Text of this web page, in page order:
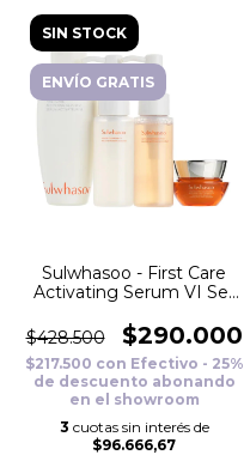
SIN STOCK
ENVÍO GRATIS
Sulwhasoo - First Care
Activating Serum VI Set
$428.500
$290.000
$217.500 con Efectivo - 25%
de descuento abonando
en el showroom
3 cuotas sin interés de
$96.666,67